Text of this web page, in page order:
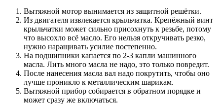
Вытяжной мотор вынимается из защитной решётки.
Из двигателя извлекается крыльчатка. Крепёжный винт
крыльчатки может сильно присохнуть к резьбе, потому
что высохло всё масло. Его нельзя откручивать резко,
нужно наращивать усилие постепенно.
На подшипники капается по 2-3 капли машинного
масла. Лить много масла не надо, это только повредит.
После нанесения масла вал надо покрутить, чтобы оно
лучше проникло к металлическим шарикам.
Вытяжной прибор собирается в обратном порядке и
может сразу же включаться.